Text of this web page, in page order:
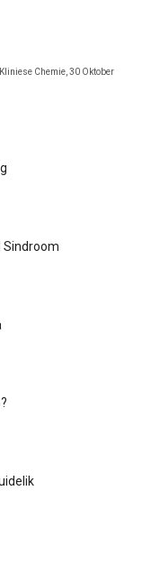
Chemie, 30 Oktober
Sindroom